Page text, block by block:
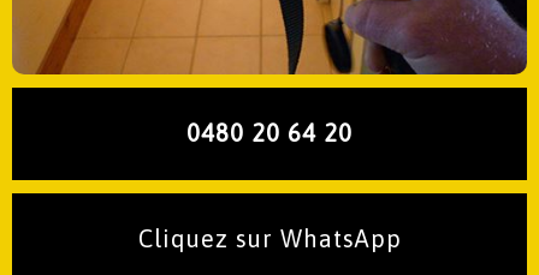
0480 20 64 20
Cliquez sur WhatsApp